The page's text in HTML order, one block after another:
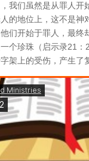
我们虽然是从罪人
的地位上，这不是
们开始于罪人，最
个珍珠（启示录21
架上的受伤，产生